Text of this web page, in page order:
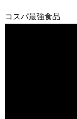
コスパ最強食品